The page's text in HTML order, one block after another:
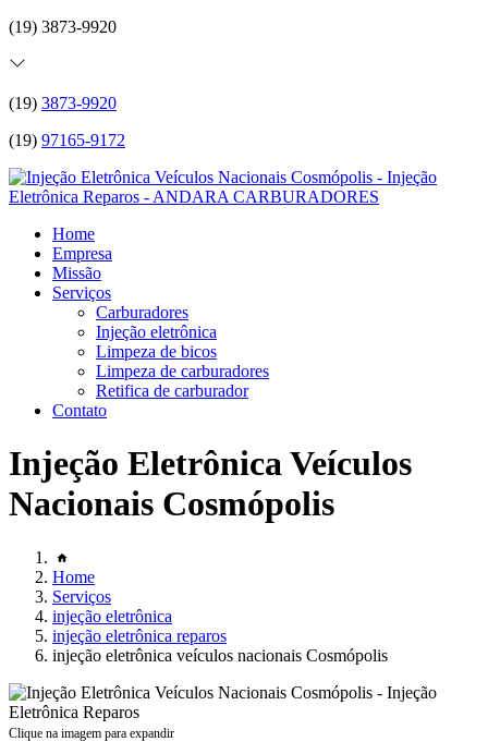
(19) 3873-9920
(19) 3873-9920
(19) 97165-9172
Home
Empresa
Missão
Serviços
Carburadores
Injeção eletrônica
Limpeza de bicos
Limpeza de carburadores
Retifica de carburador
Contato
Injeção Eletrônica Veículos
Nacionais Cosmópolis
Home
Serviços
injeção eletrônica
injeção eletrônica reparos
injeção eletrônica veículos nacionais Cosmópolis
Clique na imagem para expandir